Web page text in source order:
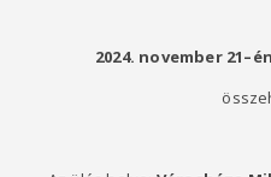
2024. november